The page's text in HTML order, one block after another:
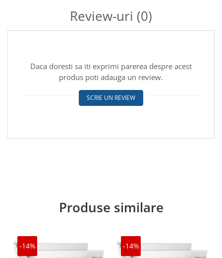
Review-uri (0)
Daca doresti sa iti exprimi parerea despre acest
produs poti adauga un review.
SCRIE UN REVIEW
Produse similare
-14% -14%